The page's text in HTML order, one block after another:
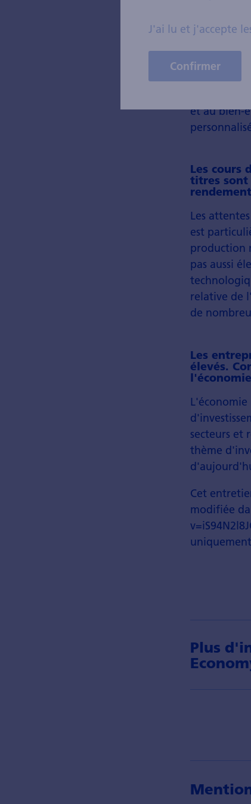
Une
mentionné,
importante
et au bien-
Les cours
titres sont
Les
est
production
pas aussi
relative de
de
Les
élevés.
secteurs et
thème
Cet
modifiée
Plus
J'ai lu et j'accepte
Confirmer